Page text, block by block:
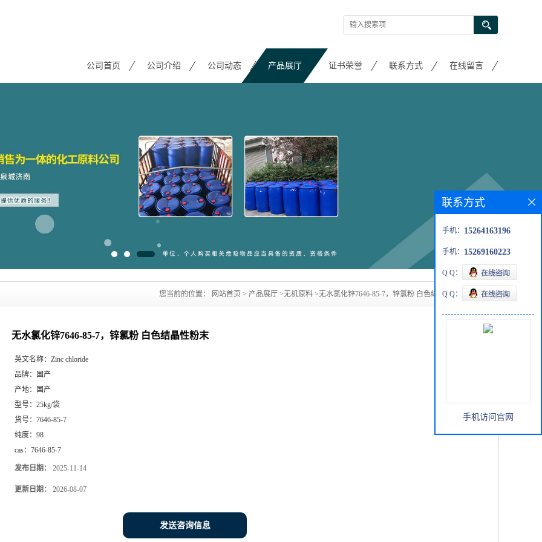
公司首页 公司介绍 公司动态 产品展厅 证书荣誉 联系方式 在线留言
您当前的位置： 网站首页 > 产品展厅 >无机原料 >无水氯化锌7646-85-7，锌氯粉 白色结晶性粉末
无水氯化锌7646-85-7，锌氯粉 白色结晶性粉末
英文名称： Zinc chloride
品牌：
国产
产地：
国产
型号： 25kg/袋
货号： 7646-85-7
纯度： 98
cas： 7646-85-7
发布日期： 2025-11-14
更新日期： 2026-08-07
发送咨询信息
联系方式
手机： 15264163196
手机： 15269160223
Q Q：
Q Q：
手机访问官网